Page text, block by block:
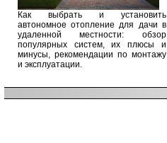
Как выбрать и установить
автономное отопление для дачи в
удаленной местности: обзор
популярных систем, их плюсы и
минусы, рекомендации по монтажу
и эксплуатации.